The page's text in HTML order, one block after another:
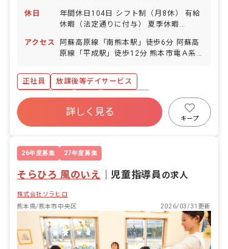
休日
年間休日104日 シフト制（月8休） 有給
休暇（法定通りに付与） 夏季休暇
（12/30～1/3の5日間） 産休・育休制
度（7名の取得実績あり／復帰率
アクセス
阿蘇高原線「南熊本駅」徒歩6分 阿蘇高
原線「平成駅」徒歩12分 熊本市電Ａ系
バイク、自転車通勤OK（無料の駐車場と
駐輪場を完備）
正社員
放課後等デイサービス
社会保険完備
有給
退職金制度
産休育休制度
詳しく見る
キープ
26年度募集 27年度募集
そらひろ 風のいえ 児童指導員 の求人
株式会社ソラヒロ
熊本県/熊本市中央区
2026/03/31更新